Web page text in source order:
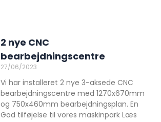
2 nye CNC
bearbejdningscentre
27/06/2023
Vi har installeret 2 nye 3-aksede CNC
bearbejdningscentre med 1270x670mm
og 750x460mm bearbejdningsplan. En
God tilføjelse til vores maskinpark Læs